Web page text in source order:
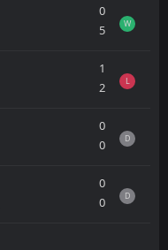
0
5
W
1
2
L
0
0
D
0
0
D